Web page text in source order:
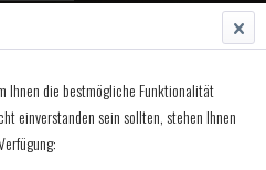
Ihnen die bestmögliche Funktionalität
einverstanden sein sollten, stehen Ihnen